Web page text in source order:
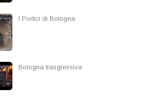
I Portici di Bologna
Bologna trasgressiva